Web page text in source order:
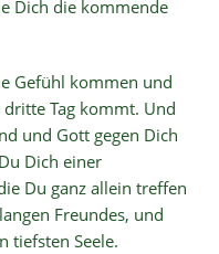
Dich die kommende
Gefühl kommen und
Tag kommt. Und
und Gott gegen Dich
Dich einer
Du ganz allein treffen
Freundes, und
tiefsten Seele.